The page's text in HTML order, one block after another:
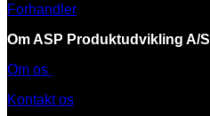
Forhandler
Om ASP Produktudvikling A/S
Om os
Kontakt os